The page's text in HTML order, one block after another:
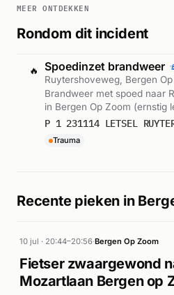
MEER ONTDEKKEN
Rondom dit incident
🔥 Spoedinzet brandweer
Ruytershoveweg, Bergen
Brandweer met spoed naar
in Bergen Op Zoom (ernstig
om 15:51.
Trauma
Recente pieken in
10 jul · 20:44–20:56·Bergen Op Zoom
Fietser zwaargewond
Mozartlaan Bergen op